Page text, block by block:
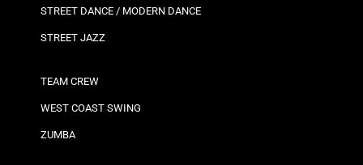
STREET DANCE / MODERN DANCE
STREET JAZZ
TEAM CREW
WEST COAST SWING
ZUMBA